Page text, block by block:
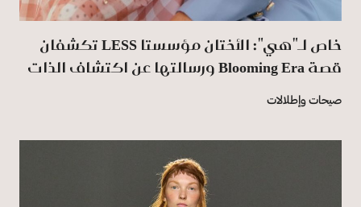
خاص لـ"هي": الأختان مؤسستا LESS تكشفان
قصة Blooming Era ورسالتها عن اكتشاف الذات
صيحات وإطلالات